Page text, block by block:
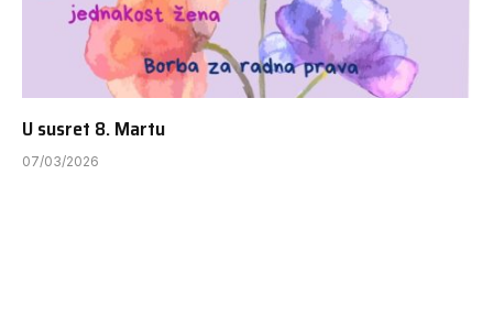
U susret 8. Martu
07/03/2026